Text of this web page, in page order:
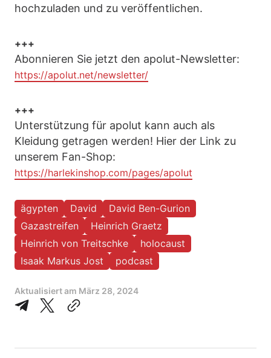
hochzuladen und zu veröffentlichen.
+++
Abonnieren Sie jetzt den apolut-Newsletter:
https://apolut.net/newsletter/
+++
Unterstützung für apolut kann auch als
Kleidung getragen werden! Hier der Link zu
unserem Fan-Shop:
https://harlekinshop.com/pages/apolut
ägypten David
David Ben-Gurion
Gazastreifen
Heinrich Graetz
Heinrich von Treitschke
holocaust
Isaak Markus Jost
podcast
Aktualisiert am März 28, 2024